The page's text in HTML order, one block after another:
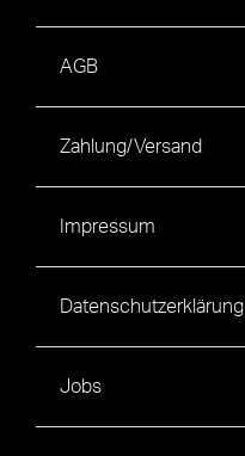
AGB
Zahlung/Versand
Impressum
Datenschutzerklärung
Jobs